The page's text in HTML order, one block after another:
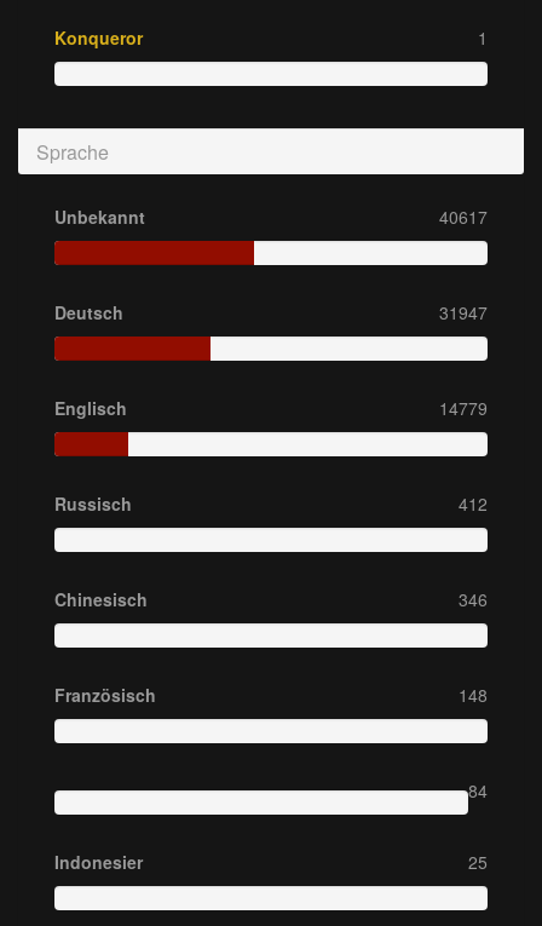
Konqueror 1
Sprache
Unbekannt 40617
Deutsch 31947
Englisch 14779
Russisch 412
Chinesisch 346
Französisch 148
84
Indonesier 25